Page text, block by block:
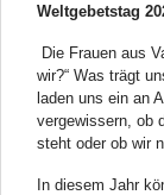
Weltgebetstag
Die Frauen aus
wir?“ Was trägt
laden uns ein an
vergewissern, ob
steht oder ob wir
In diesem Jahr